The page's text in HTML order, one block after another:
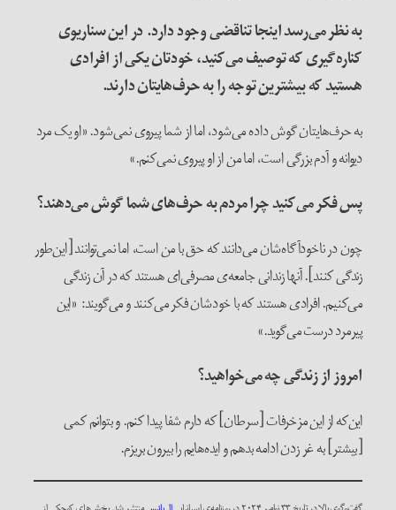
به نظر می‌رسد اینجا تناقضی وجود دارد. در این سناریوی
کناره‌گیری که توصیف می‌کنید، خودتان یکی از افرادی
هستید که بیشترین توجه را به حرف‌هایتان دارند.
به حرف‌هایتان گوش داده می‌شود، اما از شما پیروی نمی‌شود. «او یک مرد
دیوانه و آدم بزرگی است، اما من از او پیروی نمی‌کنم.»
پس فکر می‌کنید چرا مردم به حرف‌های شما گوش می‌دهند؟
چون در ناخودآگاه‌شان می‌دانند که حق با من است، اما نمی‌توانند [این‌طور
زندگی کنند]. آنها زندانی جامعه‌ی مصرفی‌ای هستند که در آن زندگی
می‌کنیم. افرادی هستند که با خودشان فکر می‌کنند و می‌گویند: «این
پیرمرد درست می‌گوید.»
امروز از زندگی چه می‌خواهید؟
این‌که از این مزخرفات [سرطان] که دارم شفا پیدا کنم. و بتوانم کمی
[بیشتر] به غر زدن ادامه بدهم و ایده‌هایم را بیرون بریزم.